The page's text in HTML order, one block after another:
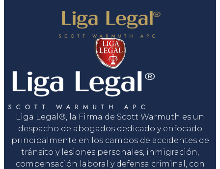
Liga Legal®, la Firma de Scott Warmuth es un
despacho de abogados dedicado y enfocado
principalmente en los campos de accidentes de
tránsito y lesiones personales, inmigración,
compensación laboral y defensa criminal, con